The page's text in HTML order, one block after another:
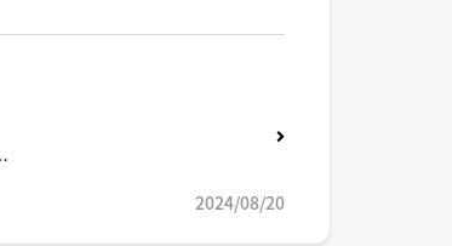
2024/08/20